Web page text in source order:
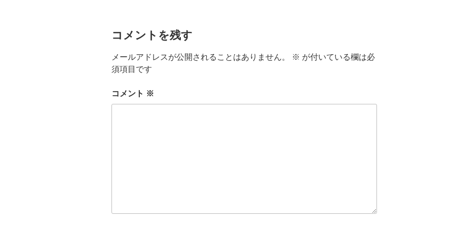
コメントを残す
メールアドレスが公開されることはありません。 ※ が付いている欄は必
須項目です
コメント ※